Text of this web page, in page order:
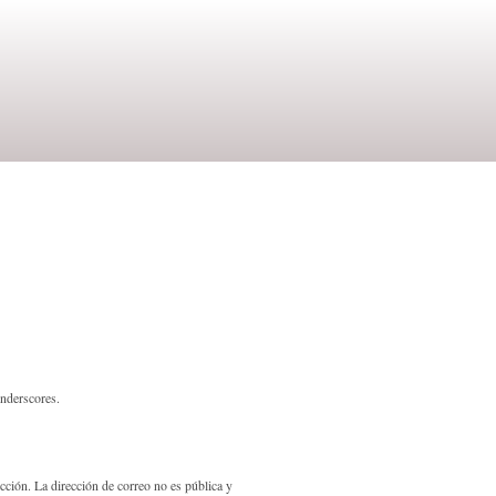
La dirección de correo no es pública y